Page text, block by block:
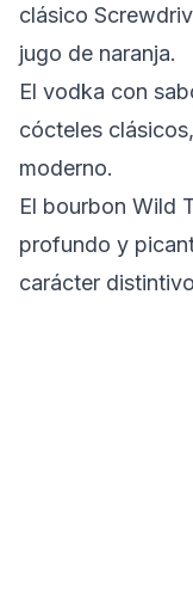
clásico
jugo de naranja.
El vodka con
cócteles
moderno.
El bourbon Wild
profundo y
carácter